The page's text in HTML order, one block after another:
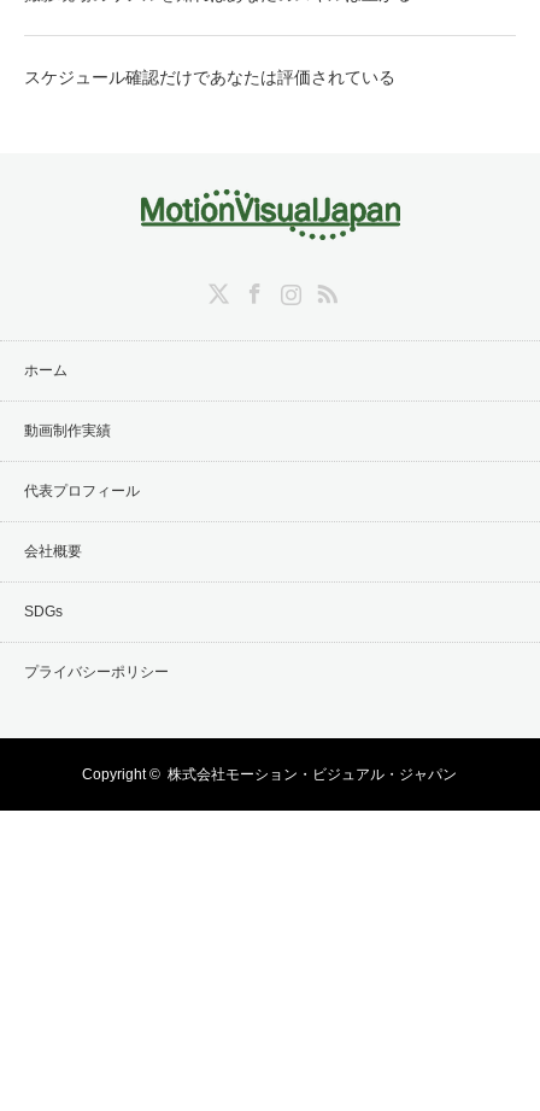
スケジュール確認だけであなたは評価されている
RSS
ホーム
動画制作実績
代表プロフィール
会社概要
SDGs
プライバシーポリシー
Copyright ©株式会社モーション・ビジュアル・ジャパン